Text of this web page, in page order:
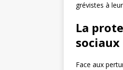
grévistes à
La
sociaux
Face aux